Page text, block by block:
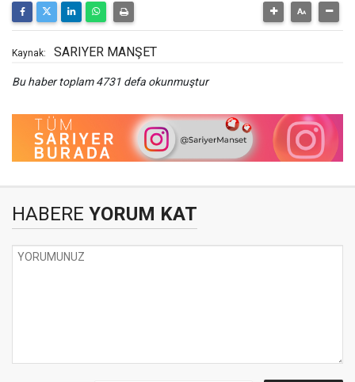
Kaynak: SARIYER MANŞET
Bu haber toplam 4731 defa okunmuştur
HABERE YORUM KAT